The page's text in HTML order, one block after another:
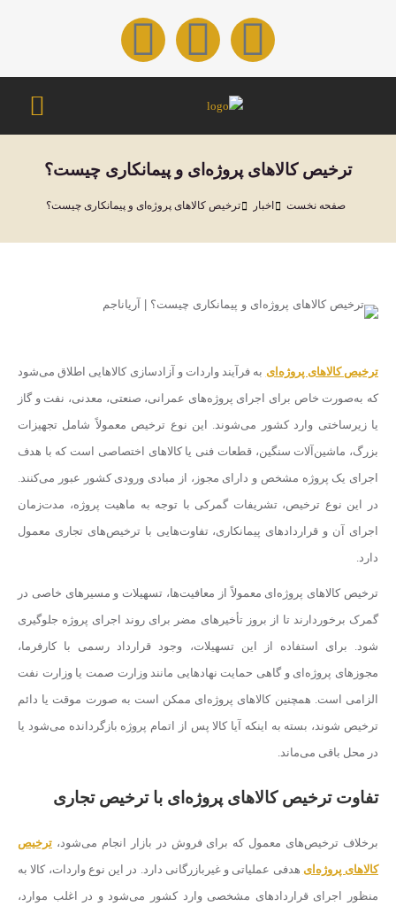
ترخیص کالاهای پروژه‌ای و پیمانکاری چیست؟
مکان شما:صفحه نخست اخبار ترخیص کالاهای پروژه‌ای و پیمانکاری چیست؟
ترخیص کالاهای پروژه‌ای به فرآیند واردات و آزادسازی کالاهایی اطلاق می‌شود
که به‌صورت خاص برای اجرای پروژه‌های عمرانی، صنعتی، معدنی، نفت و گاز
یا زیرساختی وارد کشور می‌شوند. این نوع ترخیص معمولاً شامل تجهیزات
بزرگ، ماشین‌آلات سنگین، قطعات فنی یا کالاهای اختصاصی است که با هدف
اجرای یک پروژه مشخص و دارای مجوز، از مبادی ورودی کشور عبور می‌کنند.
در این نوع ترخیص، تشریفات گمرکی با توجه به ماهیت پروژه، مدت‌زمان
اجرای آن و قراردادهای پیمانکاری، تفاوت‌هایی با ترخیص‌های تجاری معمول
دارد.
ترخیص کالاهای پروژه‌ای معمولاً از معافیت‌ها، تسهیلات و مسیرهای خاصی در
گمرک برخوردارند تا از بروز تأخیرهای مضر برای روند اجرای پروژه جلوگیری
شود. برای استفاده از این تسهیلات، وجود قرارداد رسمی با کارفرما،
مجوزهای پروژه‌ای و گاهی حمایت نهادهایی مانند وزارت صمت یا وزارت نفت
الزامی است. همچنین کالاهای پروژه‌ای ممکن است به صورت موقت یا دائم
ترخیص شوند، بسته به اینکه آیا کالا پس از اتمام پروژه بازگردانده می‌شود یا
در محل باقی می‌ماند.
تفاوت ترخیص کالاهای پروژه‌ای با ترخیص تجاری
برخلاف ترخیص‌های معمول که برای فروش در بازار انجام می‌شود، ترخیص
کالاهای پروژه‌ای هدفی عملیاتی و غیربازرگانی دارد. در این نوع واردات، کالا به
منظور اجرای قراردادهای مشخصی وارد کشور می‌شود و در اغلب موارد،